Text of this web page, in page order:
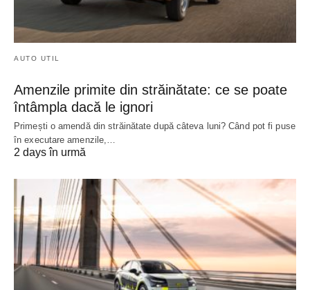
AUTO UTIL
Amenzile primite din străinătate: ce se poate
întâmpla dacă le ignori
Primești o amendă din străinătate după câteva luni? Când pot fi puse
în executare amenzile,…
2 days în urmă